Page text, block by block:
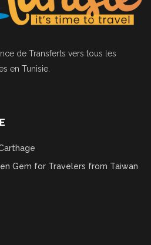
de Transferts vers tous les
en Tunisie.
Gem for Travelers from Taiwan